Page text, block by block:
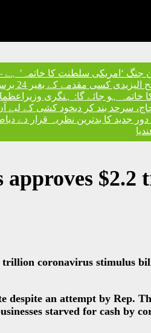
جنگ ‘امریکی سلطنت کا خاتمہ’ ہے
کے بغیر 24 برس بعد گوانتانوموبے جیل سے آزاد
خاتمہ ہو جائے گا: ہنگری وزیراعظم
سرحد بند کر دیخود کشی کے لیے
کا بدترین نظریہ قرار دے دیا
approves
coronavirus stimulus
despite an attempt by Rep.
starved for cash by